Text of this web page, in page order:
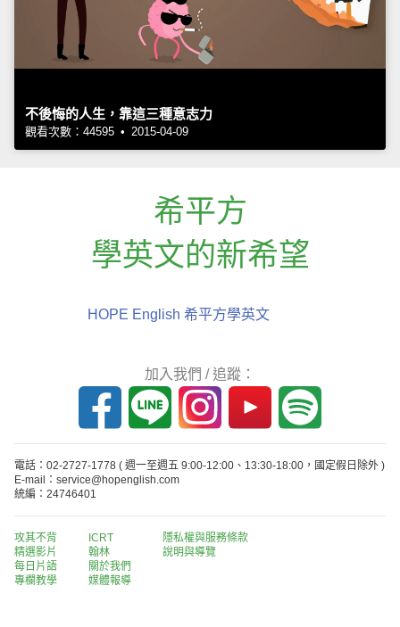
不後悔的人生，靠這三種意志力
觀看次數：44595 • 2015-04-09
希平方
學英文的新希望
HOPE English 希平方學英文
加入我們 / 追蹤：
電話：02-2727-1778 ( 週一至週五 9:00-12:00、13:30-18:00，國定假日除外 )
E-mail：service@hopenglish.com
統編：24746401
攻其不背
精選影片
每日片語
專欄教學
ICRT
翰林
關於我們
媒體報導
隱私權與服務條款
說明與導覽